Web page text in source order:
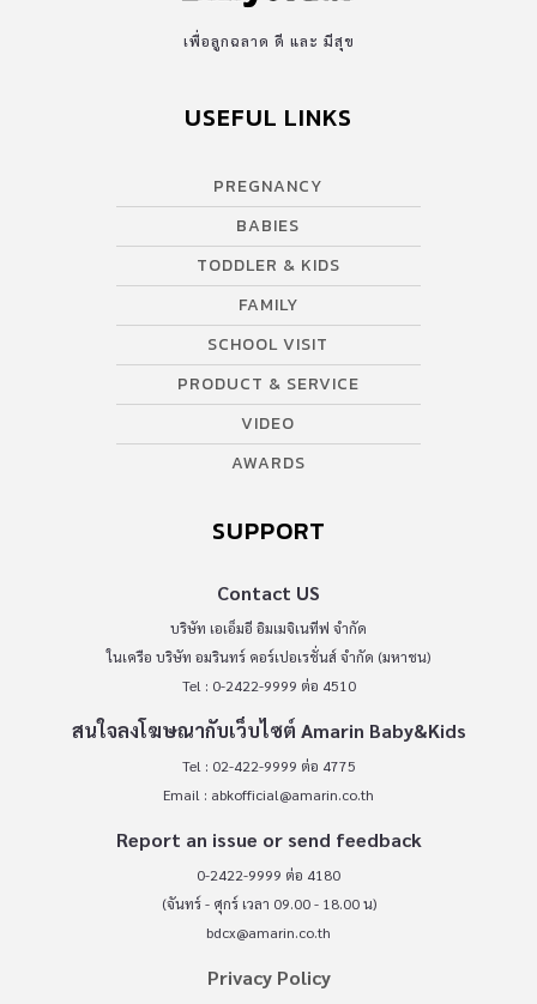
เพื่อลูกฉลาด ดี และ มีสุข
USEFUL LINKS
PREGNANCY
BABIES
TODDLER & KIDS
FAMILY
SCHOOL VISIT
PRODUCT & SERVICE
VIDEO
AWARDS
SUPPORT
Contact US
บริษัท เอเอ็มอี อิมเมจิเนทีฟ จำกัด
ในเครือ บริษัท อมรินทร์ คอร์เปอเรชั่นส์ จำกัด (มหาชน)
Tel : 0-2422-9999 ต่อ 4510
สนใจลงโฆษณากับเว็บไซต์ Amarin Baby&Kids
Tel : 02-422-9999 ต่อ 4775
Email : abkofficial@amarin.co.th
Report an issue or send feedback
0-2422-9999 ต่อ 4180
(จันทร์ - ศุกร์ เวลา 09.00 - 18.00 น)
bdcx@amarin.co.th
Privacy Policy